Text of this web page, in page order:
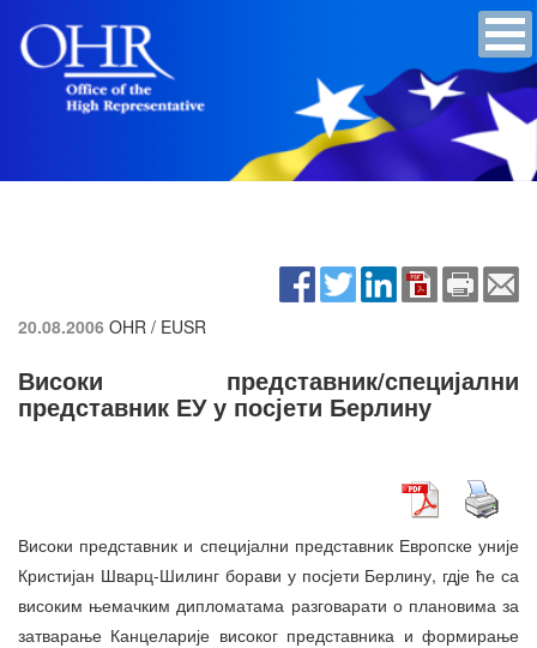
20.08.2006 OHR / EUSR
Високи представник/специјални
представник ЕУ у посјети Берлину
Високи представник и специјални представник Европске уније
Кристијан Шварц-Шилинг борави у посјети Берлину, гдје ће са
високим њемачким дипломатама разговарати о плановима за
затварање Канцеларије високог представника и формирање